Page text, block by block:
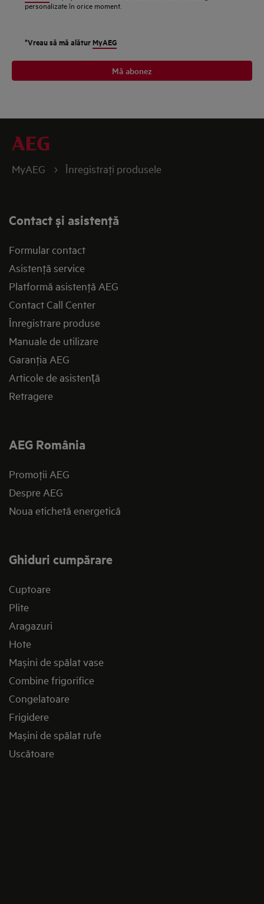
personalizate în orice moment.
*Vreau să mă alătur MyAEG
Mă abonez
MyAEG Înregistraţi produsele
Contact și asistenţă
Formular contact
Asistenţă service
Platformă asistenţă AEG
Contact Call Center
Înregistrare produse
Manuale de utilizare
Garanţia AEG
Articole de asistență
Retragere
AEG România
Promoţii AEG
Despre AEG
Noua etichetă energetică
Ghiduri cumpărare
Cuptoare
Plite
Aragazuri
Hote
Mașini de spălat vase
Combine frigorifice
Congelatoare
Frigidere
Mașini de spălat rufe
Uscătoare